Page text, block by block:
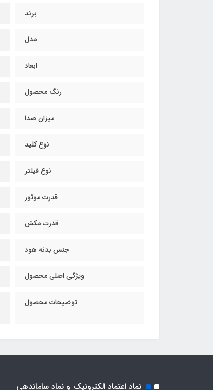
برند
مدل
ابعاد
رنگ محصول
میزان صدا
نوع کلید
نوع فیلتر
قدرت موتور
قدرت مکش
جنس بدنه هود
ویژگی اصلی محصول
توضیحات محصول
نماد اعتماد الکترونیک و نماد ساماندهی